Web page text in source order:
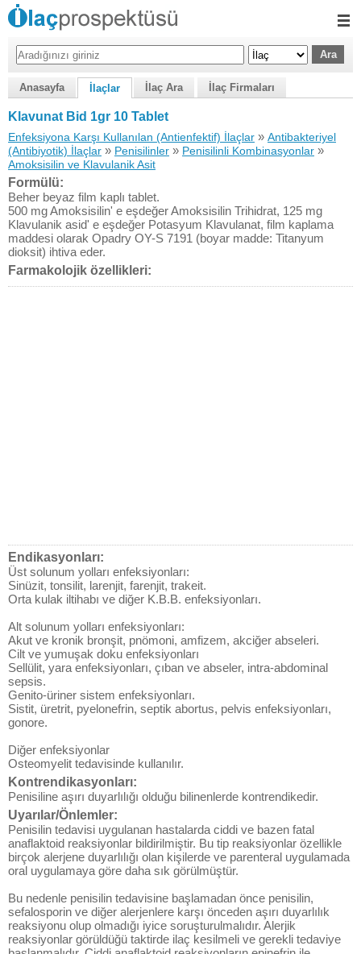
Anasayfa İlaçlar İlaç Ara İlaç Firmaları
Klavunat Bid 1gr 10 Tablet
Enfeksiyona Karşı Kullanılan (Antienfektif) İlaçlar » Antibakteriyel
(Antibiyotik) İlaçlar » Penisilinler » Penisilinli Kombinasyonlar »
Amoksisilin ve Klavulanik Asit
Formülü:
Beher beyaz film kaplı tablet.
500 mg Amoksisilin' e eşdeğer Amoksisilin Trihidrat, 125 mg
Klavulanik asid' e eşdeğer Potasyum Klavulanat, film kaplama
maddesi olarak Opadry OY-S 7191 (boyar madde: Titanyum
dioksit) ihtiva eder.
Farmakolojik özellikleri:
Endikasyonları:
Üst solunum yolları enfeksiyonları:
Sinüzit, tonsilit, larenjit, farenjit, trakeit.
Orta kulak iltihabı ve diğer K.B.B. enfeksiyonları.
Alt solunum yolları enfeksiyonları:
Akut ve kronik bronşit, pnömoni, amfizem, akciğer abseleri.
Cilt ve yumuşak doku enfeksiyonları
Sellülit, yara enfeksiyonları, çıban ve abseler, intra-abdominal
sepsis.
Genito-üriner sistem enfeksiyonları.
Sistit, üretrit, pyelonefrin, septik abortus, pelvis enfeksiyonları,
gonore.
Diğer enfeksiyonlar
Osteomyelit tedavisinde kullanılır.
Kontrendikasyonları:
Penisiline aşırı duyarlılığı olduğu bilinenlerde kontrendikedir.
Uyarılar/Önlemler:
Penisilin tedavisi uygulanan hastalarda ciddi ve bazen fatal
anaflaktoid reaksiyonlar bildirilmiştir. Bu tip reaksiyonlar özellikle
birçok alerjene duyarlılığı olan kişilerde ve parenteral uygulamada
oral uygulamaya göre daha sık görülmüştür.
Bu nedenle penisilin tedavisine başlamadan önce penisilin,
sefalosporin ve diğer alerjenlere karşı önceden aşırı duyarlılık
reaksiyonu olup olmadığı iyice soruşturulmalıdır. Alerjik
reaksiyonlar görüldüğü taktirde ilaç kesilmeli ve gerekli tedaviye